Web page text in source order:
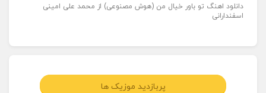
دانلود اهنگ تو باور خیال من (هوش مصنوعی) از محمد علی امینی
اسفندارانی
پربازدید موزیک ها